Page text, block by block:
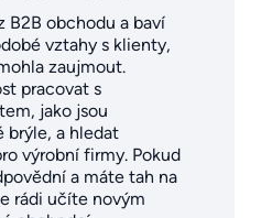
B2B obchodu a baví
vztahy s klienty,
zaujmout.
pracovat s
jako jsou
brýle, a hledat
výrobní firmy. Pokud
a máte tah na
rádi učíte novým